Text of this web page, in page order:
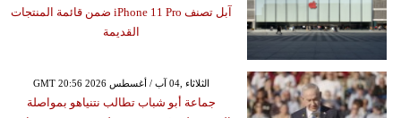
آبل تصنف iPhone 11 Pro ضمن قائمة المنتجات
القديمة
GMT 20:56 2026 الثلاثاء ,04 آب / أغسطس
جماعة أبو شباب تطالب نتنياهو بمواصلة